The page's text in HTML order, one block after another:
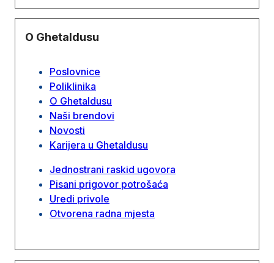
O Ghetaldusu
Poslovnice
Poliklinika
O Ghetaldusu
Naši brendovi
Novosti
Karijera u Ghetaldusu
Jednostrani raskid ugovora
Pisani prigovor potrošaća
Uredi privole
Otvorena radna mjesta